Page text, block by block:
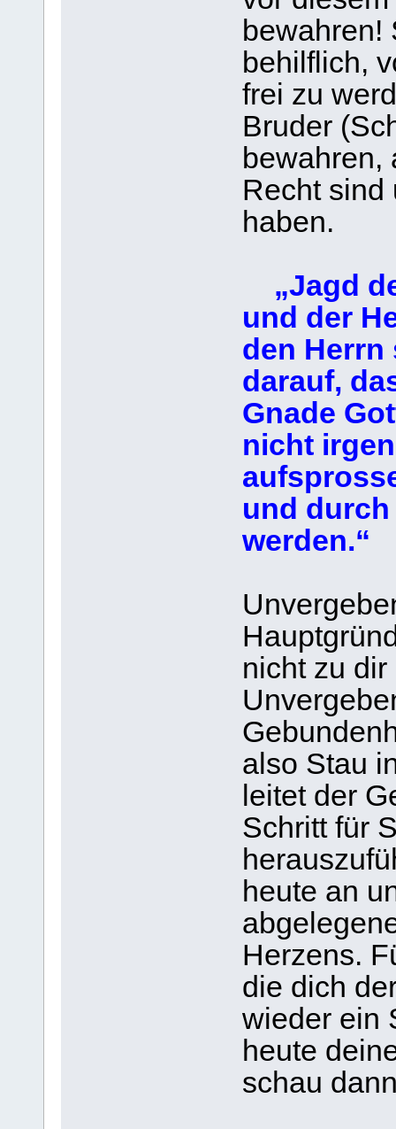
bewahren!
behilflich,
frei zu
Bruder
bewahren,
Recht sind
haben.
„Jagd
und der
den Herrn
darauf,
Gnade
nicht
und
werden.“
nicht zu
also Stau
leitet der
Schritt für
heute an
Herzens.
die dich
wieder ein
heute
schau